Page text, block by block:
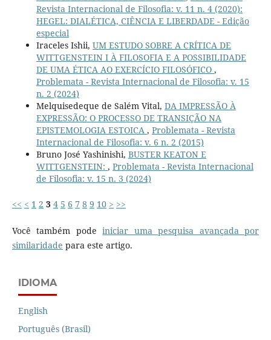
Revista Internacional de Filosofia: v. 11 n. 4 (2020):
HEGEL: DIALÉTICA, CIÊNCIA E LIBERDADE - Edição
especial
Iraceles Ishii, UM ESTUDO SOBRE A CRÍTICA DE
WITTGENSTEIN I À FILOSOFIA E A POSSIBILIDADE
DE UMA ÉTICA AO EXERCÍCIO FILOSÓFICO ,
Problemata - Revista Internacional de Filosofia: v. 15
n. 2 (2024)
Melquisedeque de Salém Vital, DA IMPRESSÃO À
EXPRESSÃO: O PROCESSO DE TRANSIÇÃO NA
EPISTEMOLOGIA ESTOICA , Problemata - Revista
Internacional de Filosofia: v. 6 n. 2 (2015)
Bruno José Yashinishi, BUSTER KEATON E
WITTGENSTEIN: , Problemata - Revista Internacional
de Filosofia: v. 15 n. 3 (2024)
<< < 1 2 3 4 5 6 7 8 9 10 > >>
Você também podeiniciar uma pesquisa avançada por
similaridade para este artigo.
IDIOMA
English
Português (Brasil)